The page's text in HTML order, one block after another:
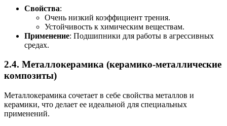
Свойства:
Очень низкий коэффициент трения.
Устойчивость к химическим веществам.
Применение: Подшипники для работы в агрессивных
средах.
2.4. Металлокерамика (керамико-металлические
композиты)
Металлокерамика сочетает в себе свойства металлов и
керамики, что делает ее идеальной для специальных
применений.